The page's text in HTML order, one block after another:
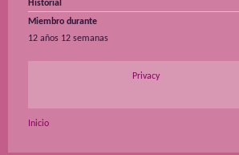
Historial
Miembro durante
12 años 12 semanas
Privacy
Inicio